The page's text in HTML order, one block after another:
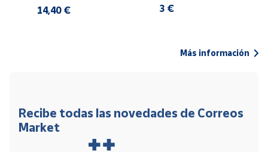
14,40 € 3 €
Más información
Recibe todas las novedades de Correos
Market